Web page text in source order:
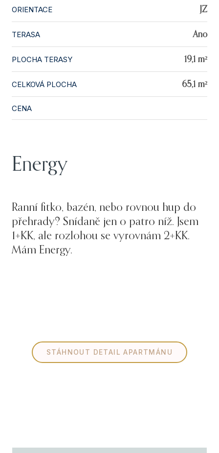
ORIENTACE JZ
TERASA Ano
PLOCHA TERASY 19,1 m²
CELKOVÁ PLOCHA 65,1 m²
CENA
Energy
Ranní fitko, bazén, nebo rovnou hup do
přehrady? Snídaně jen o patro níž. Jsem
1+KK, ale rozlohou se vyrovnám 2+KK.
Mám Energy.
STÁHNOUT DETAIL APARTMÁNU